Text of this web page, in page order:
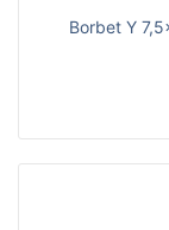
Borbet Y